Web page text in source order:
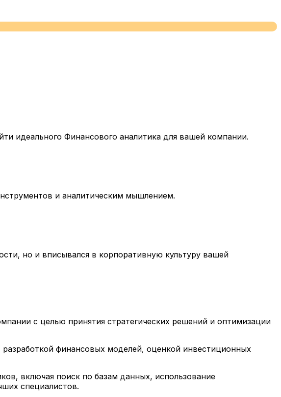
идеального Финансового аналитика для вашей компании.
и аналитическим мышлением.
но и вписывался в корпоративную культуру вашей
с целью принятия стратегических решений и оптимизации
финансовых моделей, оценкой инвестиционных
включая поиск по базам данных, использование
специалистов.